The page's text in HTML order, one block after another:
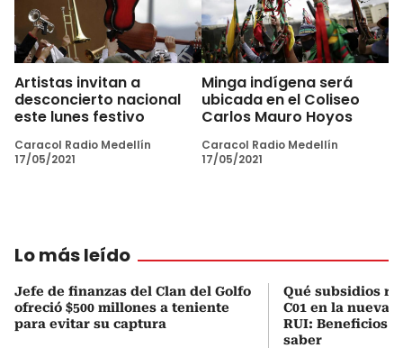
Artistas invitan a
desconcierto nacional
este lunes festivo
Caracol Radio Medellín
17/05/2021
Minga indígena será
ubicada en el Coliseo
Carlos Mauro Hoyos
Caracol Radio Medellín
17/05/2021
Lo más leído
Jefe de finanzas del Clan del Golfo
ofreció $500 millones a teniente
para evitar su captura
Qué subsidios
C01 en la nueva
RUI: Beneficios
saber